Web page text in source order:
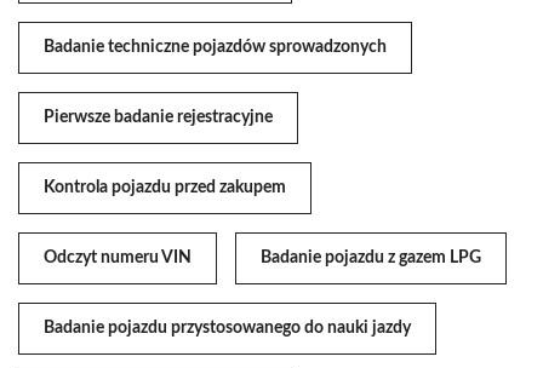
Badanie techniczne pojazdów sprowadzonych
Pierwsze badanie rejestracyjne
Kontrola pojazdu przed zakupem
Odczyt numeru VIN Badanie pojazdu z gazem LPG
Badanie pojazdu przystosowanego do nauki jazdy